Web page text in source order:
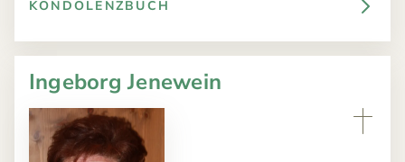
KONDOLENZBUCH
Ingeborg Jenewein